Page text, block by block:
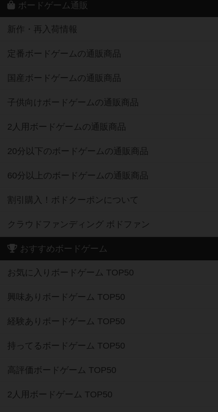
ボードゲーム通販
新作・再入荷情報
定番ボードゲームの通販商品
国産ボードゲームの通販商品
子供向けボードゲームの通販商品
2人用ボードゲームの通販商品
20分以下のボードゲームの通販商品
60分以上のボードゲームの通販商品
割引購入！ボドクーポンについて
クラウドファンディング ボドファン
おすすめボードゲーム
お気に入りボードゲーム TOP50
興味ありボードゲーム TOP50
経験ありボードゲーム TOP50
持ってるボードゲーム TOP50
高評価ボードゲーム TOP50
2人用ボードゲーム TOP50